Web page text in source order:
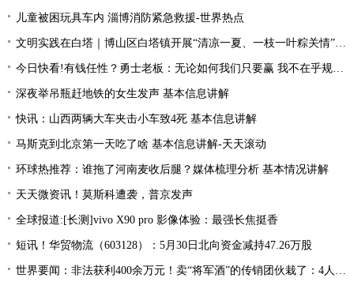
儿童被困玩具车内 淄博消防紧急救援-世界热点
文明实践在白塔｜博山区白塔镇开展“清凉一夏、一枝一叶粽关情”会员日活动
今日快看!有钱任性？勇士老板：无论如何我们只要赢 我不在乎规则怎么限制
深夜举吊瓶赶地铁的女生发声 基本信息讲解
快讯：山西两辆大车夹击小车致4死 基本信息讲解
马斯克到北京第一天吃了啥 基本信息讲解-天天滚动
环球热推荐：谁拖了河南麦收后腿？媒体梳理分析 基本情况讲解
天天微资讯！莫斯科遭袭，普京发声
全球报道:[长测]vivo X90 pro 影像体验：最强长焦挺香
短讯！华贸物流（603128）：5月30日北向资金减持47.26万股
世界要闻：非法获利400余万元！卖“将军酒”的传销团伙栽了：4人被抓